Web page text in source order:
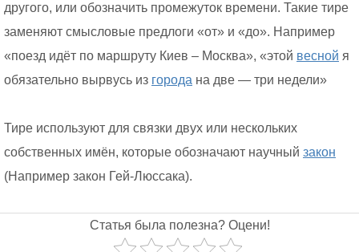
другого, или обозначить промежуток времени. Такие тире
заменяют смысловые предлоги «от» и «до». Например
«поезд идёт по маршруту Киев – Москва», «этой весной я
обязательно вырвусь из города на две — три недели»
Тире используют для связки двух или нескольких
собственных имён, которые обозначают научный закон
(Например закон Гей-Люссака).
Статья была полезна? Оцени!